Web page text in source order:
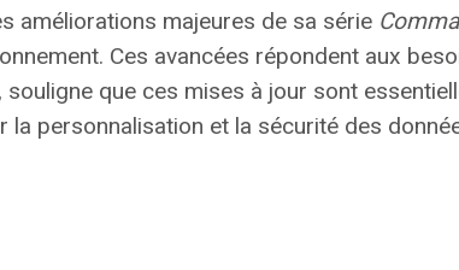
améliorations majeures de sa série
Ces avancées répondent aux
souligne que ces mises à jour sont
la personnalisation et la sécurité des